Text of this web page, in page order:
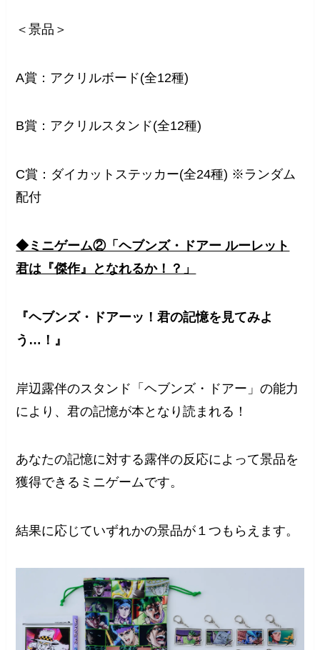
＜景品＞
A賞：アクリルボード(全12種)
B賞：アクリルスタンド(全12種)
C賞：ダイカットステッカー(全24種) ※ランダム
配付
◆ミニゲーム②「ヘブンズ・ドアー ルーレット
君は『傑作』となれるか！？」
『ヘブンズ・ドアーッ！君の記憶を見てみよ
う…！』
岸辺露伴のスタンド「ヘブンズ・ドアー」の能力
により、君の記憶が本となり読まれる！
あなたの記憶に対する露伴の反応によって景品を
獲得できるミニゲームです。
結果に応じていずれかの景品が１つもらえます。